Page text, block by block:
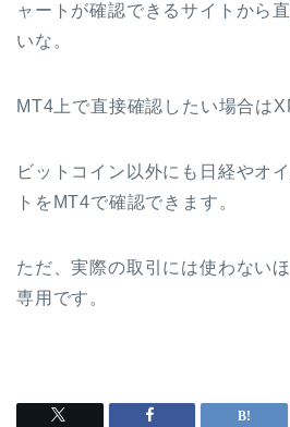
ャートが確認できるサイトから
いな。
MT4上で直接確認したい場合は
ビットコイン以外にも日経やオ
トをMT4で確認できます。
ただ、実際の取引には使わない
専用です。